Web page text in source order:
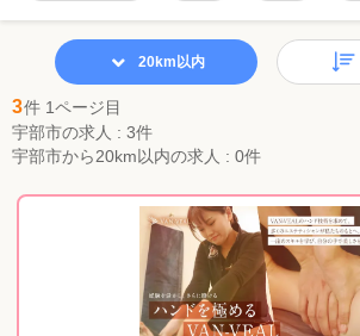
3件 1ページ目
宇部市の求人 : 3件
宇部市から20km以内の求人 : 0件
20km以内